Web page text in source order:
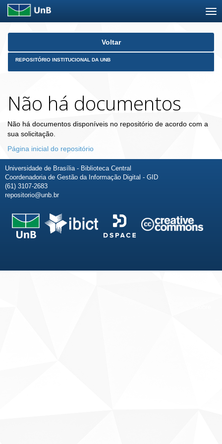
Skip
Voltar
REPOSITÓRIO INSTITUCIONAL DA UNB
Não há documentos
Não há documentos disponíveis no repositório de acordo com a
sua solicitação.
Página inicial do repositório
Universidade de Brasília - Biblioteca Central
Coordenadoria de Gestão da Informação Digital - GID
(61) 3107-2683
repositorio@unb.br